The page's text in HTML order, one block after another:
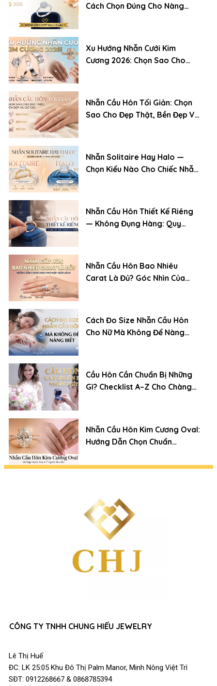
Cách Chọn Đúng Cho Nàng
Xu Hướng Nhẫn Cưới Kim
Cương 2026: Chọn Sao Cho
Nhẫn Cầu Hôn Tối Giản: Chọn
Sao Cho Đẹp Thật, Bền Đẹp Và
Nhẫn Solitaire Hay Halo —
Chọn Kiểu Nào Cho Chiếc Nhẫn
Nhẫn Cầu Hôn Thiết Kế Riêng
— Không Đụng Hàng: Quy
Nhẫn Cầu Hôn Bao Nhiêu
Carat Là Đủ? Góc Nhìn Của
Cách Đo Size Nhẫn Cầu Hôn
Cho Nữ Mà Không Để Nàng
Cầu Hôn Cần Chuẩn Bị Những
Gì? Checklist A–Z Cho Chàng
Nhẫn Cầu Hôn Kim Cương Oval:
Hướng Dẫn Chọn Chuẩn
CÔNG TY TNHH CHUNG HIẾU JEWELRY
Lê Thị Huế
ĐC: LK 25:05 Khu Đô Thị Palm Manor, Minh Nông Việt Trì
SĐT: 0912268667 & 0868785394